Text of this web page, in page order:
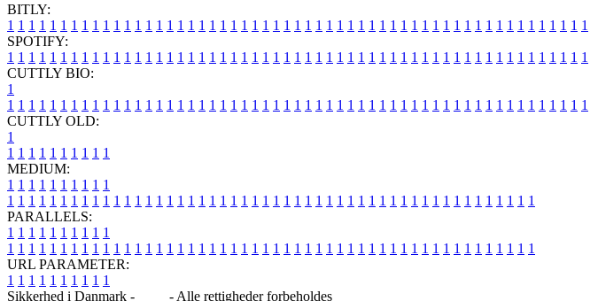
BITLY:
1 1 1 1 1 1 1 1 1 1 1 1 1 1 1 1 1 1 1 1 1 1 1 1 1 1 1 1 1 1 1 1 1 1 1 1 1 1 1 1 1 1 1 1 1 1 1 1 1 1 1 1 1 1 1
SPOTIFY:
1 1 1 1 1 1 1 1 1 1 1 1 1 1 1 1 1 1 1 1 1 1 1 1 1 1 1 1 1 1 1 1 1 1 1 1 1 1 1 1 1 1 1 1 1 1 1 1 1 1 1 1 1 1 1
CUTTLY BIO:
1
1 1 1 1 1 1 1 1 1 1 1 1 1 1 1 1 1 1 1 1 1 1 1 1 1 1 1 1 1 1 1 1 1 1 1 1 1 1 1 1 1 1 1 1 1 1 1 1 1 1 1 1 1 1 1
CUTTLY OLD:
1
1 1 1 1 1 1 1 1 1 1
MEDIUM:
1 1 1 1 1 1 1 1 1 1
1 1 1 1 1 1 1 1 1 1 1 1 1 1 1 1 1 1 1 1 1 1 1 1 1 1 1 1 1 1 1 1 1 1 1 1 1 1 1 1 1 1 1 1 1 1 1 1 1 1
PARALLELS:
1 1 1 1 1 1 1 1 1 1
1 1 1 1 1 1 1 1 1 1 1 1 1 1 1 1 1 1 1 1 1 1 1 1 1 1 1 1 1 1 1 1 1 1 1 1 1 1 1 1 1 1 1 1 1 1 1 1 1 1
URL PARAMETER:
1 1 1 1 1 1 1 1 1 1
Sikkerhed i Danmark -
- Alle rettigheder forbeholdes